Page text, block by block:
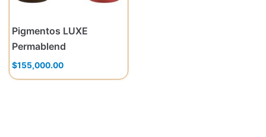
Pigmentos LUXE
Permablend
$155,000.00